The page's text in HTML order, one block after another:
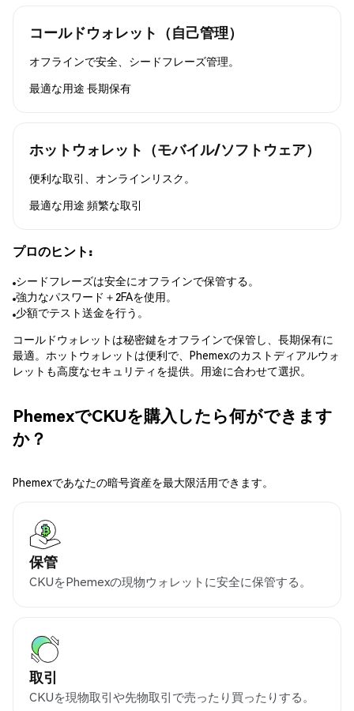
コールドウォレット（自己管理）
オフラインで安全、シードフレーズ管理。
最適な用途 長期保有
ホットウォレット（モバイル/ソフトウェア）
便利な取引、オンラインリスク。
最適な用途 頻繁な取引
プロのヒント:
シードフレーズは安全にオフラインで保管する。
強力なパスワード＋2FAを使用。
少額でテスト送金を行う。
コールドウォレットは秘密鍵をオフラインで保管し、長期保有に
最適。ホットウォレットは便利で、Phemexのカストディアルウォ
レットも高度なセキュリティを提供。用途に合わせて選択。
PhemexでCKUを購入したら何ができます
か？
Phemexであなたの暗号資産を最大限活用できます。
保管
CKUをPhemexの現物ウォレットに安全に保管する。
取引
CKUを現物取引や先物取引で売ったり買ったりする。